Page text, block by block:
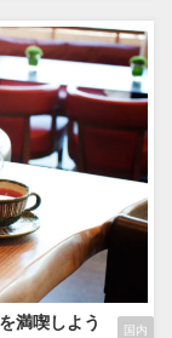
国内
満喫しよう